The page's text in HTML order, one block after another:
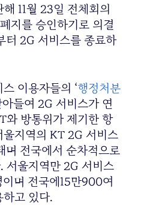
11월 23일 전체회의
지를 승인하기로 의결
터 2G 서비스를 종료하
이용자들의 ‘행정처분
아들여 2G 서비스가 연
와 방통위가 제기한 항
지역의 KT 2G 서비스
며 전국에서 순차적으로
서울지역만 2G 서비스
며 전국에15만900여
고 있다.